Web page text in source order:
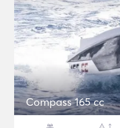
Compass 165 cc